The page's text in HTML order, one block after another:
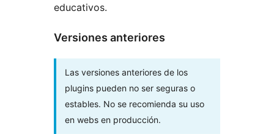
educativos.
Versiones anteriores
Las versiones anteriores de los
plugins pueden no ser seguras o
estables. No se recomienda su uso
en webs en producción.